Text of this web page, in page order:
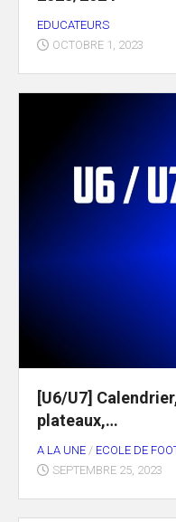
EDUCATEURS
OCTOBRE 1, 2023
[U6/U7]
plateaux,…
A LA UNE / ECOLE DE
SEPTEMBRE 25, 2023